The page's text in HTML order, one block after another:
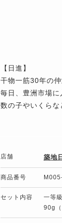
【日進】
干物一筋30年の仲
毎日、豊洲市場に
数の子やいくらな
店舗 築地
商品番号
セット内容
一等
90g（